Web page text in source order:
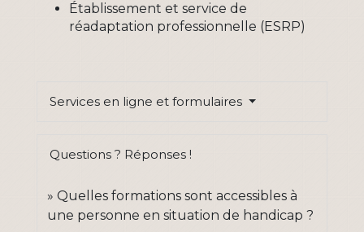
Établissement et service de
réadaptation professionnelle (ESRP)
Services en ligne et formulaires
Questions ? Réponses !
Quelles formations sont accessibles à
une personne en situation de handicap ?